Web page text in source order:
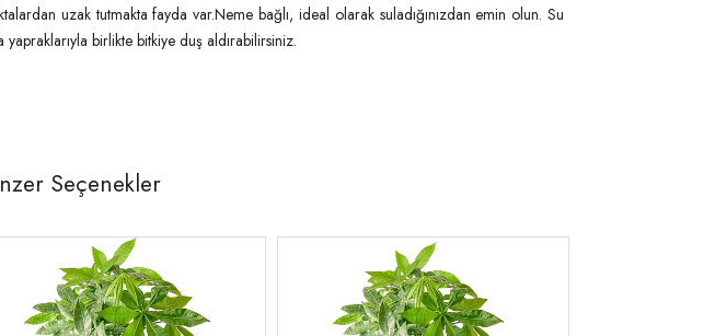
uzak tutmakta fayda var.Neme bağlı, ideal olarak suladığınızdan emin olun. Su
yapraklarıyla birlikte bitkiye duş aldırabilirsiniz.
Seçenekler